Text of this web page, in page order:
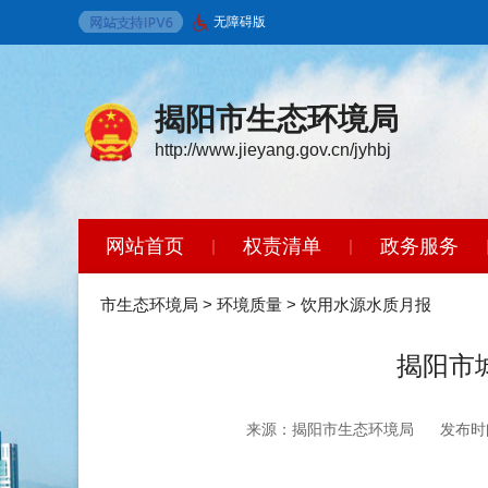
无障碍版
揭阳市生态环境局
http://www.jieyang.gov.cn/jyhbj
网站首页 | 权责清单 | 政务服务
环境保护标准 | 政策法规 | 开放广
市生态环境局 > 环境质量 > 饮用水源水质月报
揭阳市
来源：揭阳市生态环境局 发布